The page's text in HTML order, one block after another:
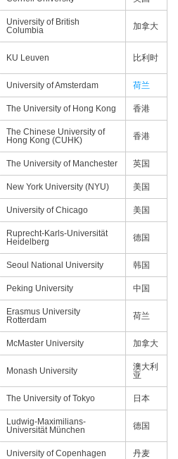
University of British
Columbia
加拿大
KU Leuven 比利时
University of Amsterdam 荷兰
The University of Hong Kong 香港
The Chinese University of
Hong Kong (CUHK)
香港
The University of Manchester 英国
New York University (NYU) 美国
University of Chicago 美国
Ruprecht-Karls-Universität
Heidelberg
德国
Seoul National University 韩国
Peking University 中国
Erasmus University
Rotterdam
荷兰
McMaster University 加拿大
Monash University
澳大利
亚
The University of Tokyo 日本
Ludwig-Maximilians-
Universität München
德国
University of Copenhagen 丹麦